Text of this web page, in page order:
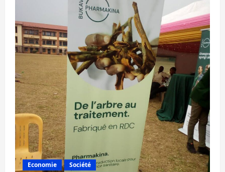
Economie Société